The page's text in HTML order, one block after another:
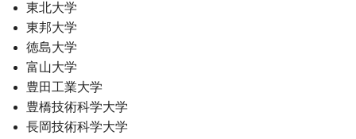
東北大学
東邦大学
徳島大学
富山大学
豊田工業大学
豊橋技術科学大学
長岡技術科学大学